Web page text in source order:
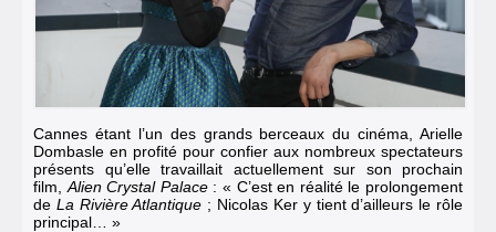
Cannes étant l’un des grands berceaux du cinéma, Arielle
Dombasle en profité pour confier aux nombreux spectateurs
présents qu’elle travaillait actuellement sur son prochain
film, Alien Crystal Palace: « C’est en réalité le prolongement
de La Rivière Atlantique ; Nicolas Ker y tient d’ailleurs le rôle
principal… »